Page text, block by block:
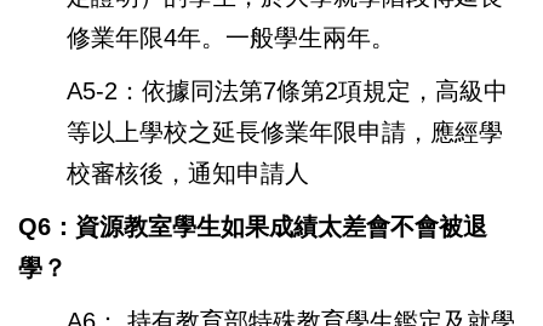
修業年限4年。一般學生兩年。
A5-2：依據同法第7條第2項規定，高級中
等以上學校之延長修業年限申請，應經學
校審核後，通知申請人
Q6：資源教室學生如果成績太差會不會被退
學？